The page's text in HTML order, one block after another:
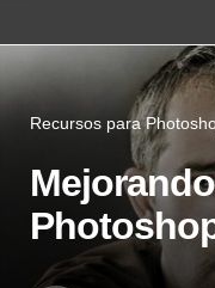
Recursos para